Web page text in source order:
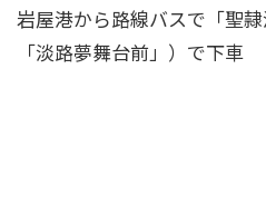
岩屋港から路線バスで「聖
「淡路夢舞台前」）で下車